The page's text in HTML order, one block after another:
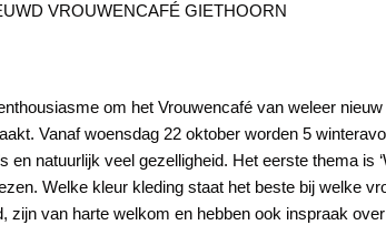
VROUWENCAFÉ GIETHOORN
om het Vrouwencafé van weleer
Vanaf woensdag 22 oktober worden 5
en natuurlijk veel gezelligheid. Het eerste thema is
Welke kleur kleding staat het beste bij welke
zijn van harte welkom en hebben ook inspraak